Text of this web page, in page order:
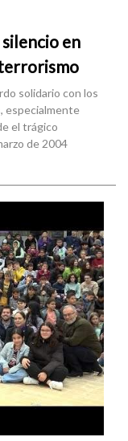
en
solidario con los
especialmente
el trágico
de 2004